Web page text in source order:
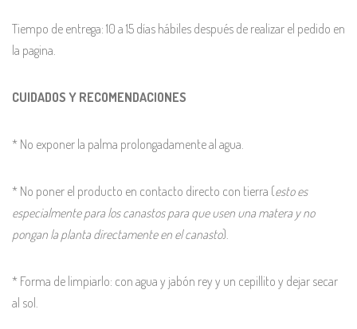
Tiempo de entrega: 10 a 15 días hábiles después de realizar el pedido en
la pagina.
CUIDADOS Y RECOMENDACIONES
* No exponer la palma prolongadamente al agua.
* No poner el producto en contacto directo con tierra (esto es
especialmente para los canastos para que usen una matera y no
pongan la planta directamente en el canasto).
* Forma de limpiarlo: con agua y jabón rey y un cepillito y dejar secar
al sol.